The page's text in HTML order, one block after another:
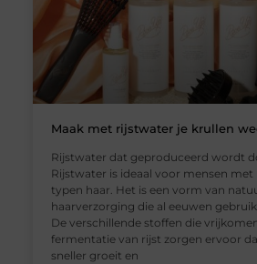
Maak met rijstwater je krullen
Rijstwater dat geproduceerd wordt
Rijstwater is ideaal voor mensen met
typen haar. Het is een vorm van
haarverzorging die al eeuwen
De verschillende stoffen die
fermentatie van rijst zorgen ervoor
sneller groeit en